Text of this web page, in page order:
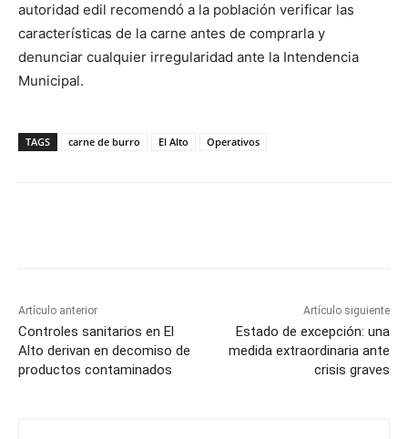
autoridad edil recomendó a la población verificar las
características de la carne antes de comprarla y
denunciar cualquier irregularidad ante la Intendencia
Municipal.
TAGS carne de burro El Alto Operativos
Artículo anterior
Controles sanitarios en El
Alto derivan en decomiso de
productos contaminados
Artículo siguiente
Estado de excepción: una
medida extraordinaria ante
crisis graves